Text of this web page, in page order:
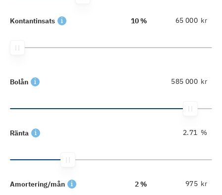
Kontantinsats 10 % kr
Bolån kr
Ränta %
Amortering/mån 2 % kr